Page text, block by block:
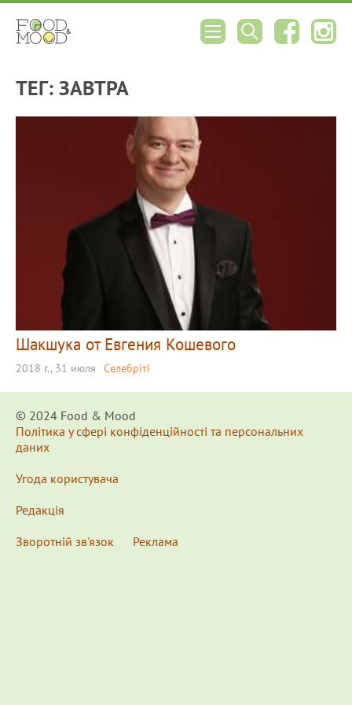
ТЕГ: ЗАВТРА
Шакшука от Евгения Кошевого
2018 г., 31 июля Селебріті
© 2024 Food & Мood
Політика у сфері конфіденційності та персональних
даних
Угода користувача
Редакція
Зворотній зв'язок
Реклама